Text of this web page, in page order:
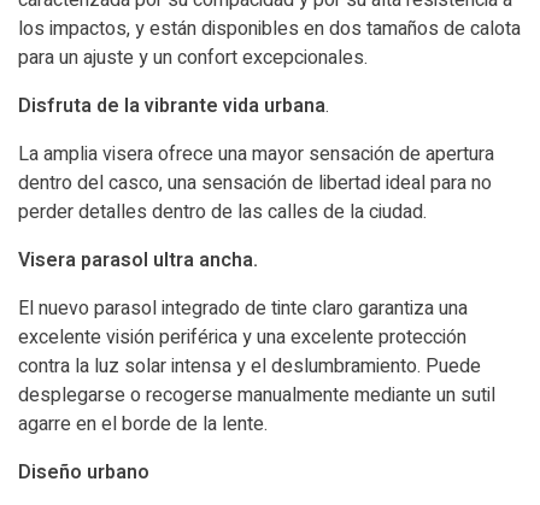
los impactos, y están disponibles en dos tamaños de calota
para un ajuste y un confort excepcionales.
Disfruta de la vibrante vida urbana.
La amplia visera ofrece una mayor sensación de apertura
dentro del casco, una sensación de libertad ideal para no
perder detalles dentro de las calles de la ciudad.
Visera parasol ultra ancha.
El nuevo parasol integrado de tinte claro garantiza una
excelente visión periférica y una excelente protección
contra la luz solar intensa y el deslumbramiento. Puede
desplegarse o recogerse manualmente mediante un sutil
agarre en el borde de la lente.
Diseño urbano